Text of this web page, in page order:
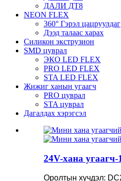
ДАЛИ ДТ8
NEON FLEX
360° Гэрэл цацруулдаг
Дээд талаас харах
Силикон экструзион
SMD цуврал
ЭКО LED FLEX
PRO LED FLEX
STA LED FLEX
Жижиг ханын угаагч
PRO цуврал
STA цуврал
Дагалдах хэрэгсэл
24V-хана
Оролтын хүчдэл: